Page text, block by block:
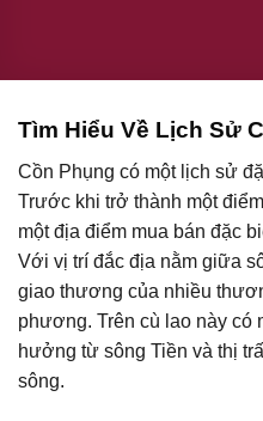
Tìm Hiểu Về Lịch Sử
Cồn Phụng có một lịch sử
Trước khi trở thành một
một địa điểm mua bán đặc
Với vị trí đắc địa nằm giữa
giao thương của nhiều
phương. Trên cù lao này có
hưởng từ sông Tiền và thị
sông.